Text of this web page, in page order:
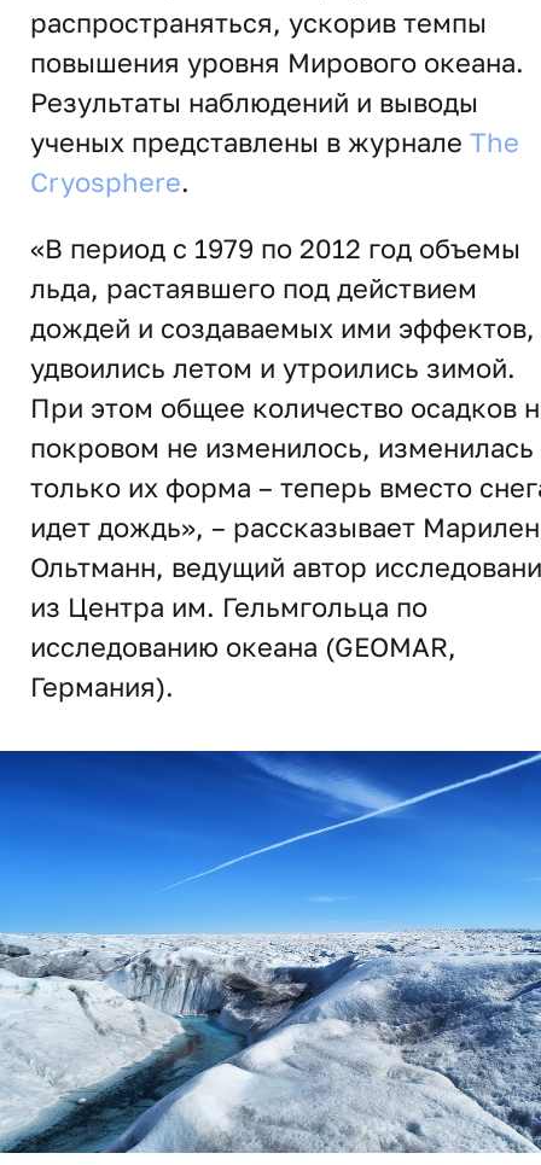
распространяться, ускорив темпы
повышения уровня Мирового океана.
Результаты наблюдений и выводы
ученых представлены в журнале The
Cryosphere.
«В период с 1979 по 2012 год объемы
льда, растаявшего под действием
дождей и создаваемых ими эффектов,
удвоились летом и утроились зимой.
При этом общее количество осадков
покровом не изменилось, изменилась
только их форма – теперь вместо
идет дождь», – рассказывает
Ольтманн, ведущий автор
из Центра им. Гельмгольца по
исследованию океана (GEOMAR,
Германия).